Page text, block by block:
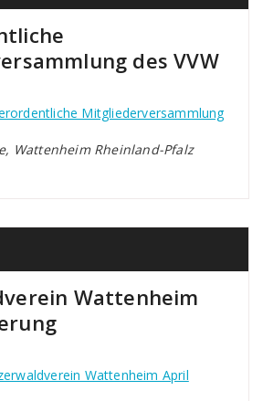
des VVW
Mitgliederversammlung
Wattenheim Rheinland-Pfalz
Wattenheim
Wattenheim April